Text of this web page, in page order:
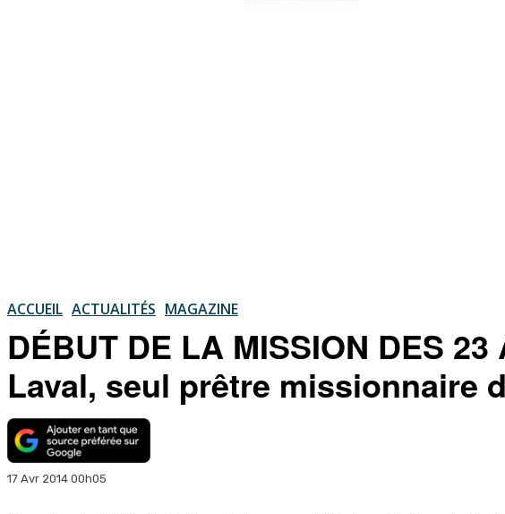
ACCUEIL ACTUALITÉS MAGAZINE
DÉBUT DE LA MISSION DES
Laval, seul prêtre missionnaire
17 Avr 2014 00h05